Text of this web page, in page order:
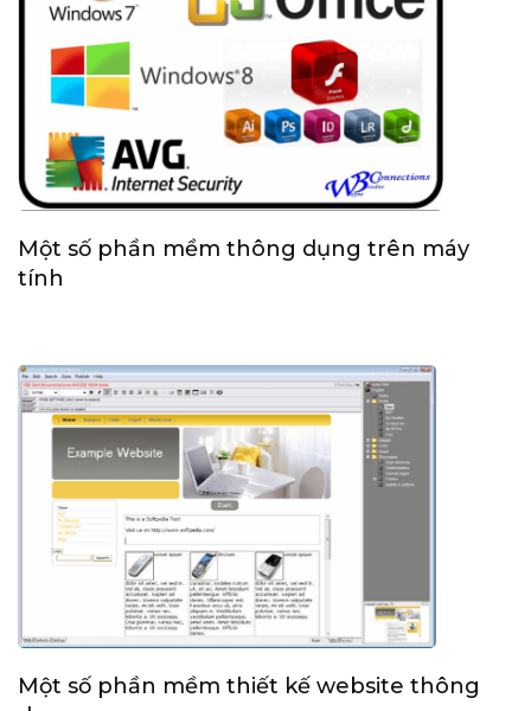
Một số phần mềm thông dụng trên máy
tính
Một số phần mềm thiết kế website thông